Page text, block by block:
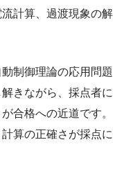
計算、過渡現象の解
制御理論の応用問題
きながら、採点者に
合格への近道です。
算の正確さが採点に